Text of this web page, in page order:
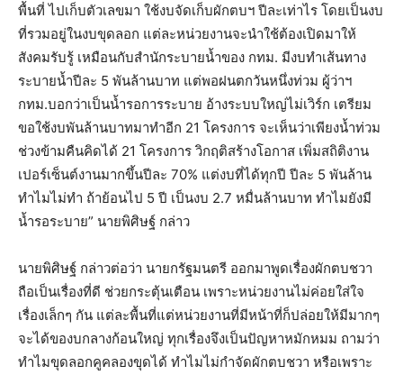
พื้นที่ ไปเก็บตัวเลขมา ใช้งบจัดเก็บผักตบฯ ปีละเท่าไร โดยเป็นงบ
ที่รวมอยู่ในงบขุดลอก แต่ละหน่วยงานจะนำใช้ต้องเปิดมาให้
สังคมรับรู้ เหมือนกับสำนักระบายน้ำของ กทม. มีงบทำเส้นทาง
ระบายน้ำปีละ 5 พันล้านบาท แต่พอฝนตกวันหนึ่งท่วม ผู้ว่าฯ
กทม.บอกว่าเป็นน้ำรอการระบาย อ้างระบบใหญ่ไม่เวิร์ก เตรียม
ขอใช้งบพันล้านบาทมาทำอีก 21 โครงการ จะเห็นว่าเพียงน้ำท่วม
ช่วงข้ามคืนคิดได้ 21 โครงการ วิกฤติสร้างโอกาส เพิ่มสถิติงาน
เปอร์เซ็นต์งานมากขึ้นปีละ 70% แต่งบที่ได้ทุกปี ปีละ 5 พันล้าน
ทำไมไม่ทำ ถ้าย้อนไป 5 ปี เป็นงบ 2.7 หมื่นล้านบาท ทำไมยังมี
น้ำรอระบาย” นายพิศิษฐ์ กล่าว
นายพิศิษฐ์ กล่าวต่อว่า นายกรัฐมนตรี ออกมาพูดเรื่องผักตบชวา
ถือเป็นเรื่องที่ดี ช่วยกระตุ้นเตือน เพราะหน่วยงานไม่ค่อยใส่ใจ
เรื่องเล็กๆ กัน แต่ละพื้นที่แต่หน่วยงานที่มีหน้าที่ก็ปล่อยให้มีมากๆ
จะได้ของบกลางก้อนใหญ่ ทุกเรื่องจึงเป็นปัญหาหมักหมม ถามว่า
ทำไมขุดลอกคูคลองขุดได้ ทำไมไม่กำจัดผักตบชวา หรือเพราะ